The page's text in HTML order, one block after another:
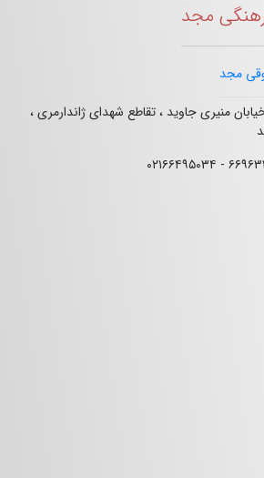
مجد
مجد
منیری جاوید ، تقاطع شهدای ژاندارمری ،